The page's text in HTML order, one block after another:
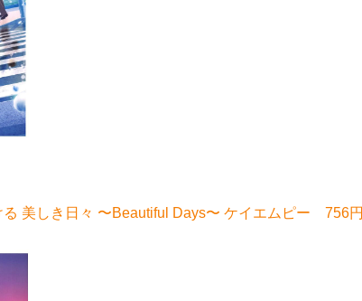
る 美しき日々 〜Beautiful Days〜 ケイエムピー 756円